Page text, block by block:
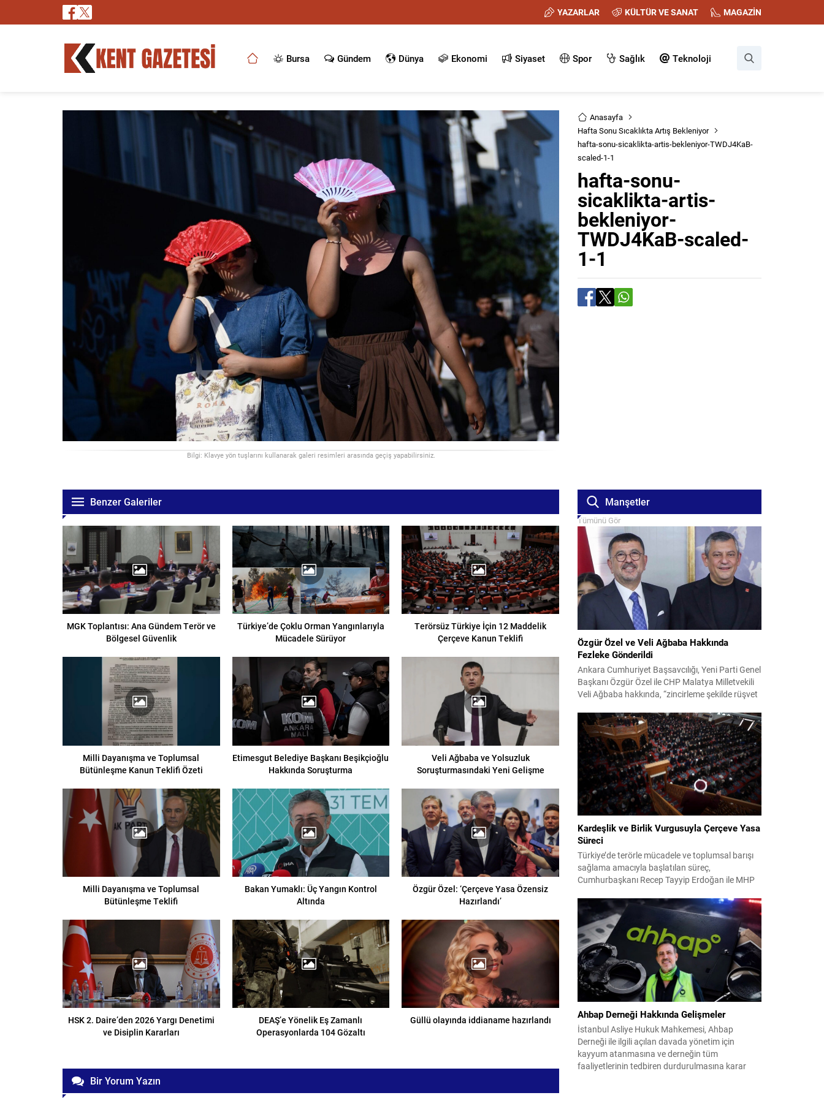
YAZARLAR KÜLTÜR VE SANAT MAGAZİN
Bursa Gündem Dünya Ekonomi Siyaset Spor Sağlık Teknoloji
Bilgi: Klavye yön tuşlarını kullanarak galeri resimleri arasında geçiş yapabilirsiniz.
Anasayfa
Hafta Sonu Sıcaklıkta Artış Bekleniyor
hafta-sonu-sicaklikta-artis-bekleniyor-TWDJ4KaB-
scaled-1-1
hafta-sonu-
sicaklikta-artis-
bekleniyor-
TWDJ4KaB-scaled-
1-1
Benzer Galeriler
MGK Toplantısı: Ana Gündem Terör ve
Bölgesel Güvenlik
Türkiye’de Çoklu Orman Yangınlarıyla
Mücadele Sürüyor
Terörsüz Türkiye İçin 12 Maddelik
Çerçeve Kanun Teklifi
Milli Dayanışma ve Toplumsal
Bütünleşme Kanun Teklifi Özeti
Etimesgut Belediye Başkanı Beşikçioğlu
Hakkında Soruşturma
Veli Ağbaba ve Yolsuzluk
Soruşturmasındaki Yeni Gelişme
Milli Dayanışma ve Toplumsal
Bütünleşme Teklifi
Bakan Yumaklı: Üç Yangın Kontrol
Altında
Özgür Özel: ‘Çerçeve Yasa Özensiz
Hazırlandı’
HSK 2. Daire’den 2026 Yargı Denetimi
ve Disiplin Kararları
DEAŞ’e Yönelik Eş Zamanlı
Operasyonlarda 104 Gözaltı
Güllü olayında iddianame hazırlandı
Bir Yorum Yazın
Manşetler
Tümünü Gör
Özgür Özel ve Veli Ağbaba Hakkında
Fezleke Gönderildi
Ankara Cumhuriyet Başsavcılığı, Yeni Parti Genel
Başkanı Özgür Özel ile CHP Malatya Milletvekili
Veli Ağbaba hakkında, “zincirleme şekilde rüşvet
Adalet Bakanlığı’na sevk etti. Fezlekeler, 31 Mart
2024 yerel seçimleri ve 4-5 Kasım 2023’teki CHP
38. Olağan Kurultayı sürecine ilişkin iddiaları
kapsıyor. Daha önce Antalya ve İstanbul...
Kardeşlik ve Birlik Vurgusuyla Çerçeve Yasa
Süreci
Türkiye’de terörle mücadele ve toplumsal barışı
sağlama amacıyla başlatılan süreç,
Cumhurbaşkanı Recep Tayyip Erdoğan ile MHP
bir döneme girdi. Yaklaşık iki yıldır devam eden
çalışmaların ardından şimdi sürecin yasal zemini,
12 maddelik bir çerçeve yasa ile şekillendiriliyor.
Bugün komisyonda görüşülecek olan bu yasa
taslağı,...
Ahbap Derneği Hakkında Gelişmeler
İstanbul Asliye Hukuk Mahkemesi, Ahbap
Derneği ile ilgili açılan davada yönetim için
kayyum atanmasına ve derneğin tüm
faaliyetlerinin tedbiren durdurulmasına karar